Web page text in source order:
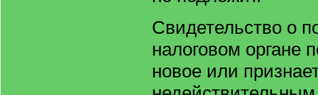
Свидетельство о
налоговом органе
новое или